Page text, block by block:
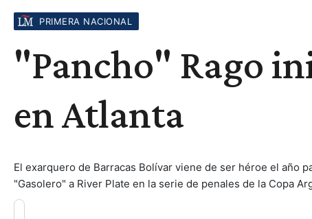
PRIMERA NACIONAL
"Pancho" Rago
en Atlanta
El exarquero de Barracas Bolívar viene de ser héroe el año
"Gasolero" a River Plate en la serie de penales de la Copa